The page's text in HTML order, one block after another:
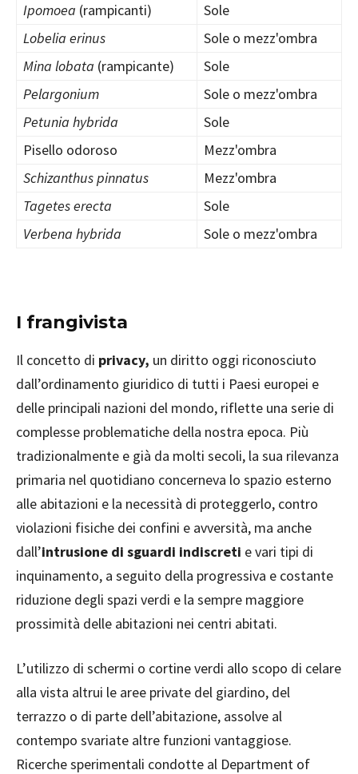
Ipomoea (rampicanti)
Sole
Lobelia erinus
Sole o mezz'ombra
Mina lobata (rampicante)
Sole
Pelargonium
Sole o mezz'ombra
Petunia hybrida
Sole
Pisello odoroso
Mezz'ombra
Schizanthus pinnatus
Mezz'ombra
Tagetes erecta
Sole
Verbena hybrida
Sole o mezz'ombra
I frangivista
Il concetto di privacy, un diritto oggi riconosciuto
dall’ordinamento giuridico di tutti i Paesi europei e
delle principali nazioni del mondo, riflette una serie di
complesse problematiche della nostra epoca. Più
tradizionalmente e già da molti secoli, la sua rilevanza
primaria nel quotidiano concerneva lo spazio esterno
alle abitazioni e la necessità di proteggerlo, contro
violazioni fisiche dei confini e avversità, ma anche
dall’intrusione di sguardi indiscreti e vari tipi di
inquinamento, a seguito della progressiva e costante
riduzione degli spazi verdi e la sempre maggiore
prossimità delle abitazioni nei centri abitati.
L’utilizzo di schermi o cortine verdi allo scopo di celare
alla vista altrui le aree private del giardino, del
terrazzo o di parte dell’abitazione, assolve al
contempo svariate altre funzioni vantaggiose.
Ricerche sperimentali condotte al Department of